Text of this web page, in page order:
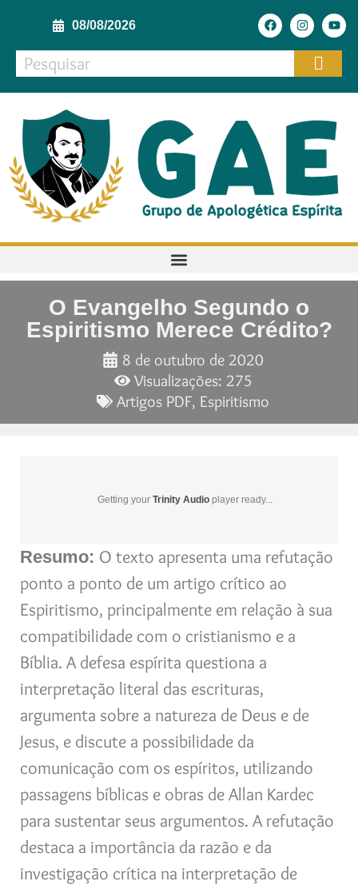
08/08/2026
O Evangelho Segundo o
Espiritismo Merece Crédito?
8 de outubro de 2020
Visualizações: 275
Artigos PDF, Espiritismo
Getting your Trinity Audio player ready...
Resumo: O texto apresenta uma refutação
ponto a ponto de um artigo crítico ao
Espiritismo, principalmente em relação à sua
compatibilidade com o cristianismo e a
Bíblia. A defesa espírita questiona a
interpretação literal das escrituras,
argumenta sobre a natureza de Deus e de
Jesus, e discute a possibilidade da
comunicação com os espíritos, utilizando
passagens bíblicas e obras de Allan Kardec
para sustentar seus argumentos. A refutação
destaca a importância da razão e da
investigação crítica na interpretação de